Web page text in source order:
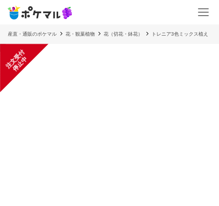
産直・通販のポケマル 花・観葉植物 花（切花・鉢花） トレニア3色ミックス植え
注
文
受
付
停
止
中